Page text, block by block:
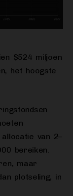
$524 miljoen
het hoogste
van 2–
bereiken.
maar
plotseling, in